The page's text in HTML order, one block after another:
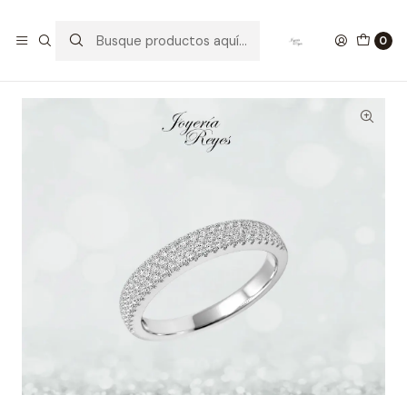
0
Anillo de plata rodinada fabricación Italiana - ley 925 -
modelo SL30245A1